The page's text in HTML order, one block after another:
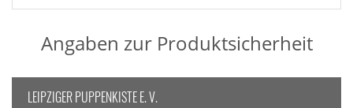
Angaben zur Produktsicherheit
LEIPZIGER PUPPENKISTE E. V.